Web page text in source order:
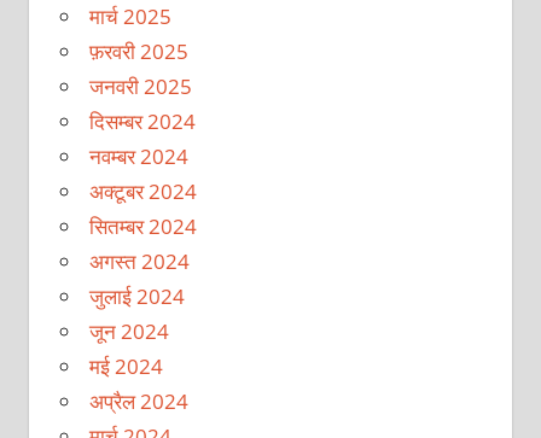
मार्च 2025
फ़रवरी 2025
जनवरी 2025
दिसम्बर 2024
नवम्बर 2024
अक्टूबर 2024
सितम्बर 2024
अगस्त 2024
जुलाई 2024
जून 2024
मई 2024
अप्रैल 2024